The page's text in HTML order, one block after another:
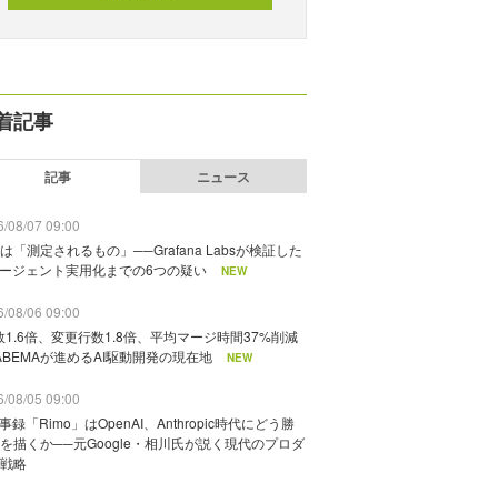
記事
記事 ニュース
08/07 09:00
「測定されるもの」──Grafana Labsが検証した
ジェント実用化までの6つの疑い
NEW
08/06 09:00
1.6倍、変更行数1.8倍、平均マージ時間37%削減
が進めるAI駆動開発の現在地
NEW
08/05 09:00
録「Rimo」はOpenAI、Anthropic時代にどう勝
描くか──元Google・相川氏が説く現代のプロダ
略